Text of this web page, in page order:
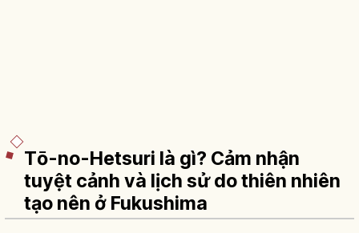
Tō-no-Hetsuri là gì? Cảm nhận
tuyệt cảnh và lịch sử do thiên nhiên
tạo nên ở Fukushima